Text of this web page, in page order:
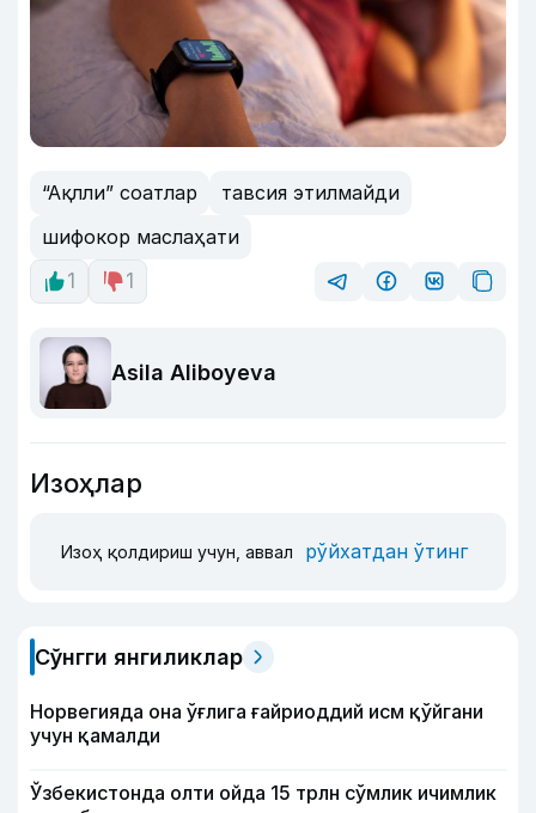
“Ақлли” соатлар
тавсия этилмайди
шифокор маслаҳати
1
1
Asila Aliboyeva
Изоҳлар
Изоҳ қолдириш учун, аввал рўйхатдан ўтинг
Сўнгги янгиликлар
Норвегияда она ўғлига ғайриоддий исм қўйгани
учун қамалди
Ўзбекистонда олти ойда 15 трлн сўмлик ичимлик